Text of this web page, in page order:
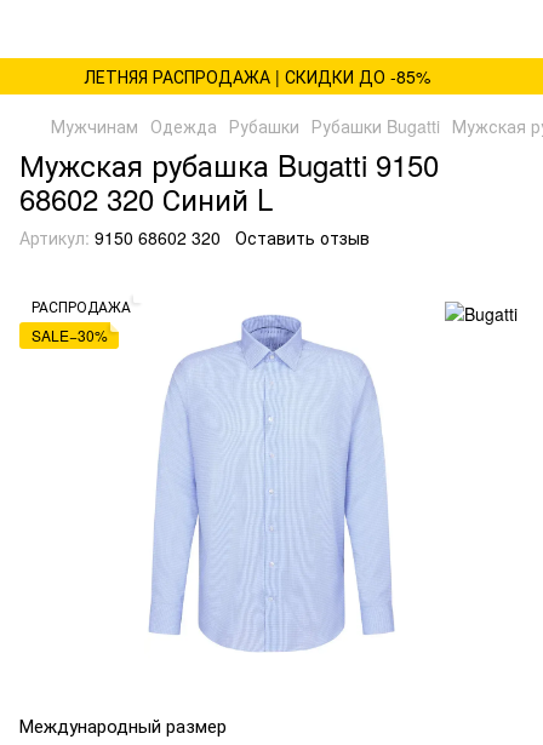
ЛЕТНЯЯ РАСПРОДАЖА | СКИДКИ ДО -85%
Мужчинам Одежда Рубашки Рубашки Bugatti Мужская
Мужская рубашка Bugatti 9150
68602 320 Синий L
Артикул: 9150 68602 320 Оставить отзыв
РАСПРОДАЖА
SALE−30%
Международный размер